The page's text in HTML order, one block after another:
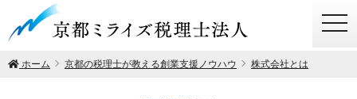
ホーム 京都の税理士が教える創業支援ノウハウ 株式会社とは